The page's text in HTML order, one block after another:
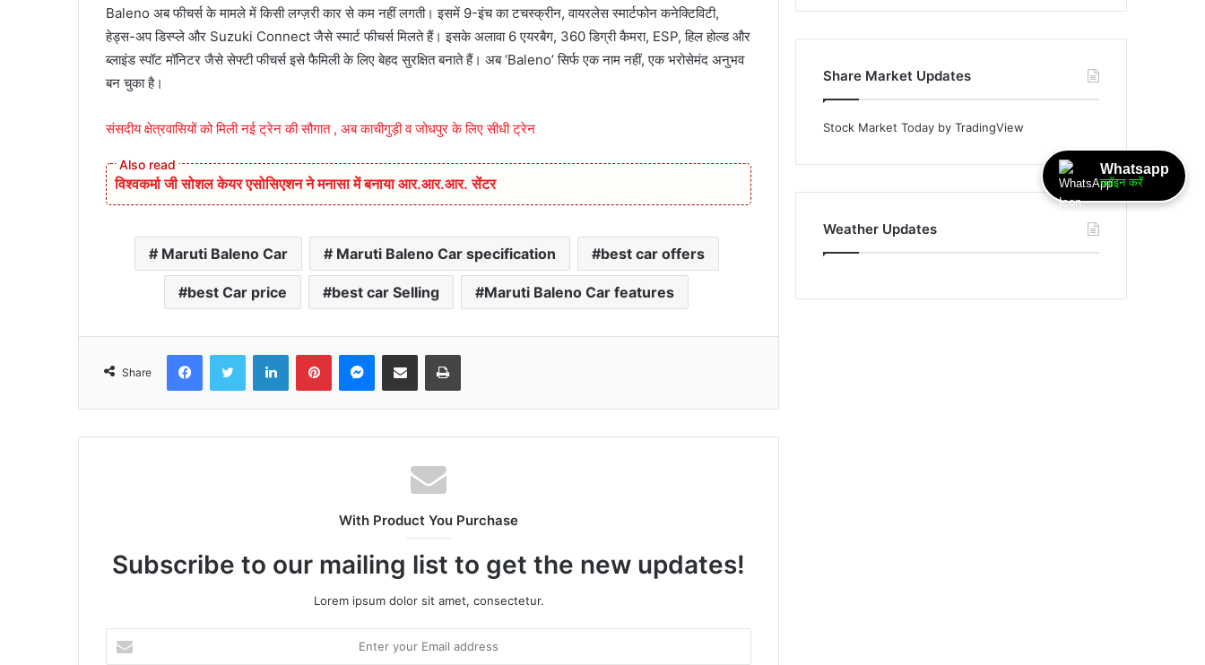
Baleno अब फीचर्स के मामले में किसी लग्ज़री कार से कम नहीं लगती। इसमें 9-इंच का टचस्क्रीन, वायरलेस स्मार्टफोन कनेक्टिविटी,
हेड्स-अप डिस्प्ले और Suzuki Connect जैसे स्मार्ट फीचर्स मिलते हैं। इसके अलावा 6 एयरबैग, 360 डिग्री कैमरा, ESP, हिल होल्ड और
ब्लाइंड स्पॉट मॉनिटर जैसे सेफ्टी फीचर्स इसे फैमिली के लिए बेहद सुरक्षित बनाते हैं। अब ‘Baleno’ सिर्फ एक नाम नहीं, एक भरोसेमंद अनुभव
बन चुका है।
संसदीय क्षेत्रवासियों को मिली नई ट्रेन की सौगात , अब काचीगुड़ी व जोधपुर के लिए सीधी ट्रेन
विश्वकर्मा जी सोशल केयर एसोसिएशन ने मनासा में बनाया आर.आर.आर. सेंटर
Maruti Baleno Car Maruti Baleno Car specification best car offers
best Car price best car Selling Maruti Baleno Car features
Share
FacebookTwitter LinkedInPinterestMessenger
Share via Email Print
With Product You Purchase
Subscribe to our mailing list to get the new updates!
Lorem ipsum dolor sit amet, consectetur.
your
Share Market Updates
Stock Market Today by TradingView
Weather Updates
Whatsapp
ज्वॉइन करें